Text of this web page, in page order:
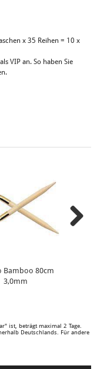
x 35 Reihen = 10 x
VIP an. So haben Sie
Bamboo 80cm
3,0mm
ist, beträgt maximal 2 Tage.
Deutschlands. Für andere